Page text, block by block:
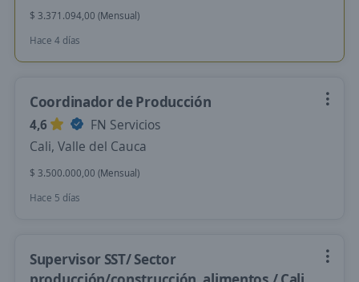
$ 3.371.094,00 (Mensual)
Hace 4 días
Coordinador de Producción
4,6
FN Servicios
Cali, Valle del Cauca
$ 3.500.000,00 (Mensual)
Hace 5 días
Supervisor SST/ Sector